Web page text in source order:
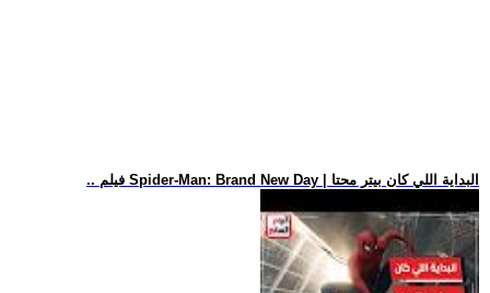
.. فيلم Spider-Man: Brand New Day | البداية اللي كان بيتر محتا